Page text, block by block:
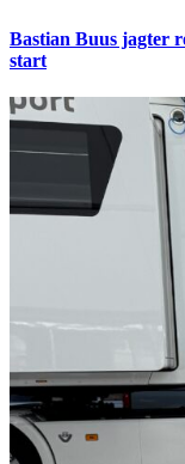
Bastian Buus jagter
start